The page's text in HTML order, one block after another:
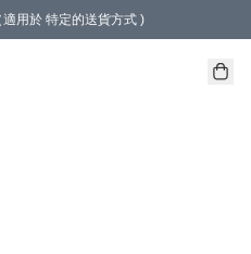
用於 特定的送貨方式 )